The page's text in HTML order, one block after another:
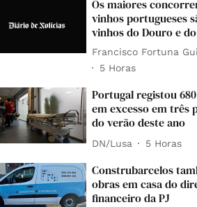
Os maiores
vinhos portugueses
vinhos do Douro e
Francisco Fortuna
5 Horas
Portugal registou
em excesso em três
do verão deste ano
DN/Lusa 5 Horas
Construbarcelos
obras em casa do
financeiro da PJ